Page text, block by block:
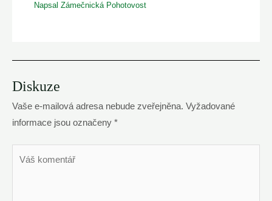
NapsalZámečnická Pohotovost
Diskuze
Vaše e-mailová adresa nebude zveřejněna. Vyžadované
informace jsou označeny *